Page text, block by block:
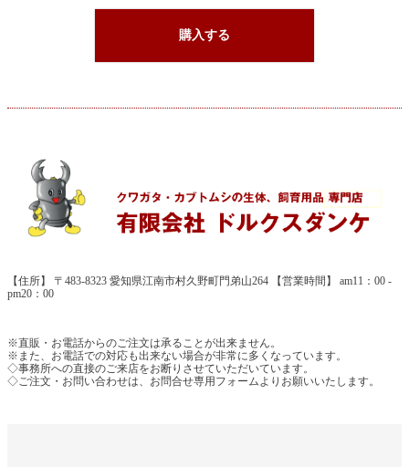
購入する
【住所】 〒483-8323 愛知県江南市村久野町門弟山264 【営業時間】 am11：00 -
pm20：00
※直販・お電話からのご注文は承ることが出来ません。
※また、お電話での対応も出来ない場合が非常に多くなっています。
◇事務所への直接のご来店をお断りさせていただいています。
◇ご注文・お問い合わせは、お問合せ専用フォームよりお願いいたします。